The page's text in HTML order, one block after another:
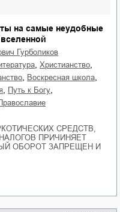
на самые неудобные
Гурболиков
христианство
воскресная школа
путь к Богу
православие
СРЕДСТВ,
ПРИЧИНЯЕТ
ОБОРОТ ЗАПРЕЩЕН И